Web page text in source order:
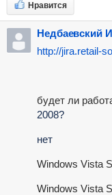
Нравится
Недбаевский
http://jira.retail-
будет ли
2008?
нет
Windows Vista
Windows Vista